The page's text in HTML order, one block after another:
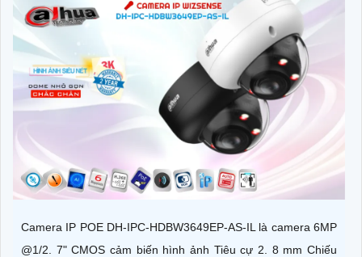
Camera IP POE DH-IPC-HDBW3649EP-AS-IL là camera 6MP
@1/2. 7" CMOS cảm biến hình ảnh Tiêu cự 2. 8 mm Chiếu